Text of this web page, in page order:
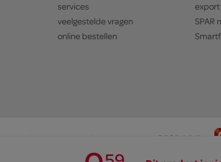
services
veelgestelde vragen
online bestellen
export
SPAR